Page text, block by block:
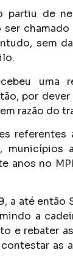
de
ser
sem
uma
por
razão do
municípios
anos no
a até então
a
e rebater
as